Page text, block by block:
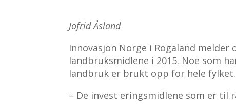
Jofrid Åsland
Innovasjon Norge i Rogaland
landbruksmidlene i 2015. Noe som
landbruk er brukt opp for hele
– De invest eringsmidlene som er til